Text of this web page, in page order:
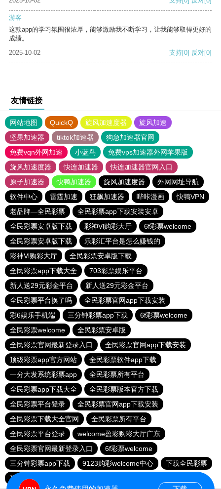
游客
这款app的学习氛围很浓厚，能够激励我不断学习，让我能够取得更好的
成绩。
2025-10-02
支持[0] 反对[0]
友情链接
网站地图 QuickQ 旋风加速度器
旋风加速
坚果加速器
tiktok加速器
狗急加速器官网
免费vqn外网加速
小蓝鸟
免费vps加速器外网苹果版
旋风加速度器
快连加速器
快连加速器官网入口
原子加速器
快鸭加速器 旋风加速度器
外网网址导航
软件中心
雷霆加速 狂飙加速器 哔咔漫画
快鸭VPN
老品牌—全民彩票
全民彩票app下载安装安卓
全民彩票安卓版下载
彩神Vl购彩大厅
6f彩票welcome
全民彩票安卓版下载
乐彩汇平台是怎么赚钱的
彩神Vl购彩大厅
全民彩票安卓版下载
全民彩票app下载大全
703彩票娱乐平台
新人送29元彩金平台
新人送29元彩金平台
全民彩票平台换了吗
全民彩票官网app下载安装
彩6娱乐手机端
三分钟彩票app下载
6f彩票welcome
全民彩票welcome
全民彩票安卓版
全民彩票官网最新登录入口
全民彩票官网app下载安装
顶级彩票app官方网站
全民彩票软件app下载
一分大发系统彩票app
全民彩票所有平台
全民彩票app下载大全
全民彩票版本官方下载
全民彩票平台登录
全民彩票官网app下载安装
全民彩票下载大全官网
全民彩票所有平台
全民彩票平台登录
welcome盈彩购彩大厅广东
全民彩票官网最新登录入口
6f彩票welcome
三分钟彩票app下载
9123购彩welcome中心
下载全民彩票
顶级彩票app官方网站